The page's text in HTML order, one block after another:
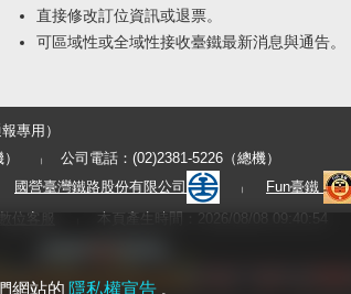
直接修改訂位資訊或退票。
可區域性或全域性接收臺鐵最新消息與通告。
專用）
公司電話：(02)2381-5226（總機）
國營臺灣鐵路股份有限公司
Fun臺鐵
數位客服 本頁產生時間：2026/08/08 09:40:54
網站的 隱私權宣告 。